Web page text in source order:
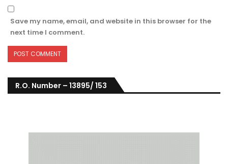
Save my name, email, and website in this browser for the
next time I comment.
R.O. Number – 13895/ 153